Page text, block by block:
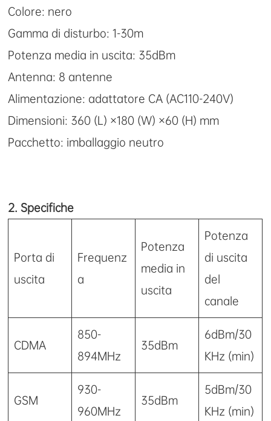
Colore: nero
Gamma di disturbo: 1-30m
Potenza media in uscita: 35dBm
Antenna: 8 antenne
Alimentazione: adattatore CA (AC110-240V)
Dimensioni: 360 (L) ×180 (W) ×60 (H) mm
Pacchetto: imballaggio neutro
2. Specifiche
Porta di
uscita
Frequenz
a
Potenza
media in
uscita
Potenza
di uscita
del
canale
CDMA
850-
894MHz
35dBm
6dBm/30
KHz (min)
GSM
930-
960MHz
35dBm
5dBm/30
KHz (min)